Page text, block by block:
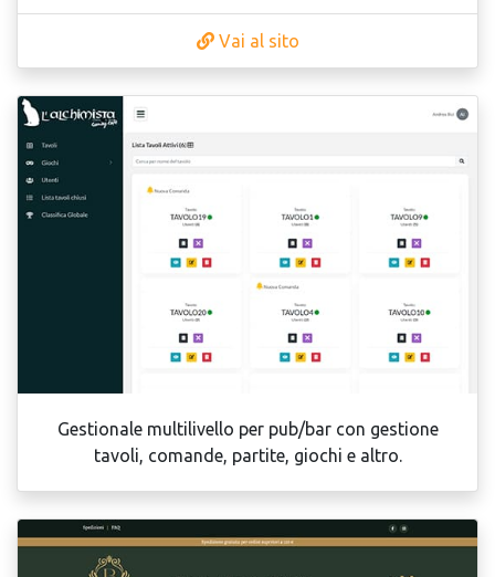
Vai al sito
Gestionale multilivello per pub/bar con gestione
tavoli, comande, partite, giochi e altro.